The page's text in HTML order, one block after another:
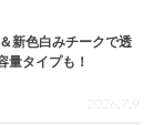
新色白みチークで透
タイプも！
2026.7.9